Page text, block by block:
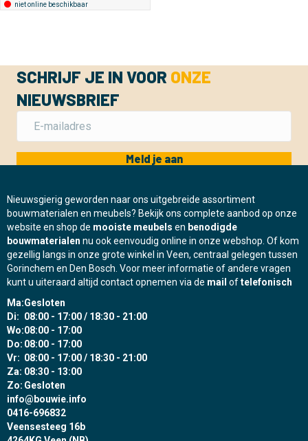
niet online beschikbaar
SCHRIJF JE IN VOOR ONZE
NIEUWSBRIEF
Meld je aan
Nieuwsgierig geworden naar ons uitgebreide assortiment
bouwmaterialen en meubels? Bekijk ons complete aanbod op onze
website en shop de mooiste meubels en benodigde
bouwmaterialen nu ook eenvoudig online in onze webshop. Of kom
gezellig langs in onze grote winkel in Veen, centraal gelegen tussen
Gorinchem en Den Bosch. Voor meer informatie of andere vragen
kunt u uiteraard altijd contact opnemen via de mail oftelefonisch
Ma:Gesloten
Di: 08:00 - 17:00 / 18:30 - 21:00
Wo:08:00 - 17:00
Do: 08:00 - 17:00
Vr: 08:00 - 17:00 / 18:30 - 21:00
Za: 08:30 - 13:00
Zo: Gesloten
info@bouwie.info
0416-696832
Veensesteeg 16b